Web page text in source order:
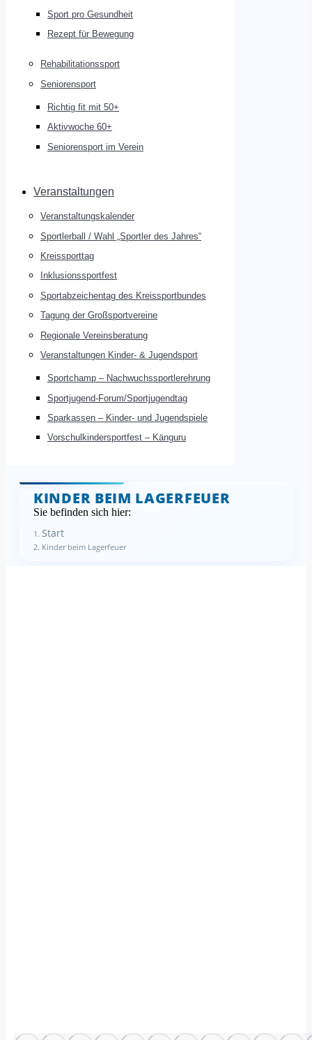
Sport pro Gesundheit
Rezept für Bewegung
Rehabilitationssport
Seniorensport
Richtig fit mit 50+
Aktivwoche 60+
Seniorensport im Verein
Veranstaltungen
Veranstaltungskalender
Sportlerball / Wahl „Sportler des Jahres“
Kreissporttag
Inklusionssportfest
Sportabzeichentag des Kreissportbundes
Tagung der Großsportvereine
Regionale Vereinsberatung
Veranstaltungen Kinder- & Jugendsport
Sportchamp – Nach­wuchs­sportler­ehrung
Sportjugend-Forum/Sport­jugend­tag
Sparkassen – Kinder- und Jugendspiele
Vorschulkindersportfest – Känguru
KINDER BEIM LAGERFEUER
Sie befinden sich hier:
Start
Kinder beim Lagerfeuer